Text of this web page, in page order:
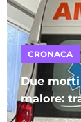
CRONACA
Due
malore:
A